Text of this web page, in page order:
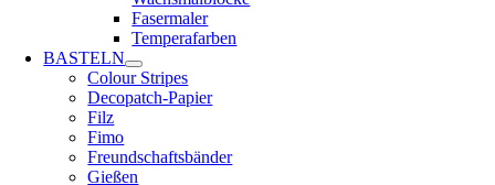
Fasermaler
Temperafarben
BASTELN
Colour Stripes
Decopatch-Papier
Filz
Fimo
Freundschaftsbänder
Gießen